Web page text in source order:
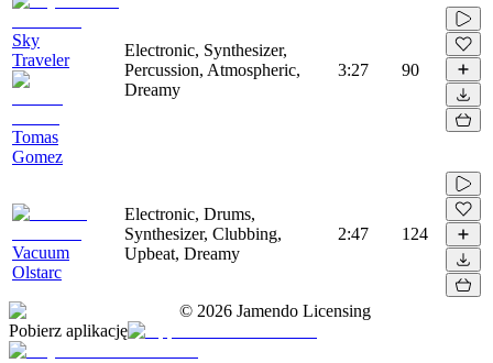
Sky
Traveler
Tomas
Gomez
Electronic, Synthesizer,
Percussion, Atmospheric,
Dreamy
3:27 90
Vacuum
Olstarc
Electronic, Drums,
Synthesizer, Clubbing,
Upbeat, Dreamy
2:47 124
© 2026 Jamendo Licensing
Pobierz aplikację